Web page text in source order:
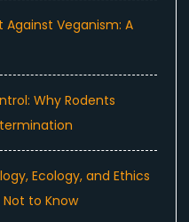
Veganism: A
Why Rodents
Ecology, and Ethics
to Know